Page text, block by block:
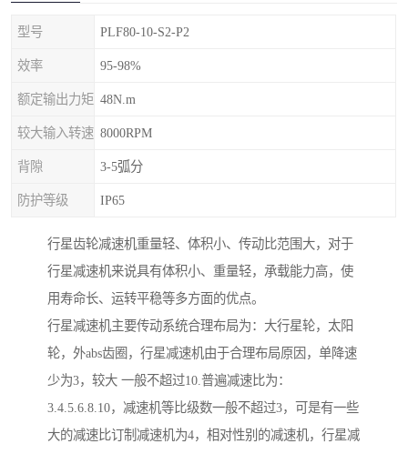
型号 PLF80-10-S2-P2
效率 95-98%
额定输出力矩 48N.m
较大输入转速 8000RPM
背隙 3-5弧分
防护等级 IP65
行星齿轮减速机重量轻、体积小、传动比范围大，对于
行星减速机来说具有体积小、重量轻，承载能力高，使
用寿命长、运转平稳等多方面的优点。
行星减速机主要传动系统合理布局为：大行星轮，太阳
轮，外abs齿圈，行星减速机由于合理布局原因，单降速
少为3，较大 一般不超过10.普遍减速比为：
3.4.5.6.8.10，减速机等比级数一般不超过3，可是有一些
大的减速比订制减速机为4，相对性别的减速机，行星减